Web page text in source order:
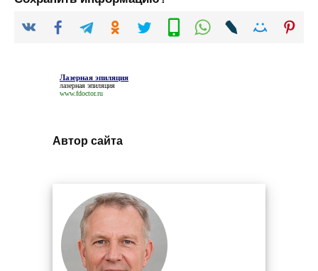
Лазерная эпиляция
лазерная эпиляция
www.fdoctor.ru
Автор сайта